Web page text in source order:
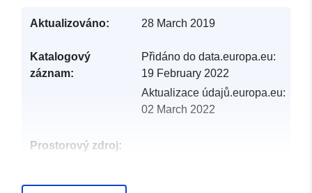
Aktualizováno: 28 March 2019
Katalogový
záznam:
Přidáno do data.europa.eu:
19 February 2022
Aktualizace údajů.europa.eu:
02 March 2022
Prostorový zdroj: